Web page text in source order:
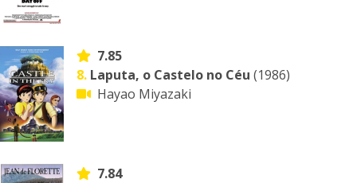
7.85
8. Laputa, o Castelo no Céu (1986)
Hayao Miyazaki
7.84